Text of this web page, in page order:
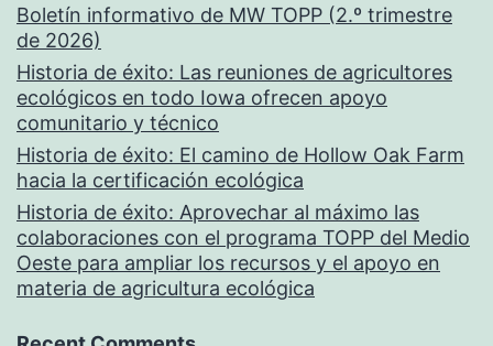
Boletín informativo de MW TOPP (2.º trimestre
de 2026)
Historia de éxito: Las reuniones de agricultores
ecológicos en todo Iowa ofrecen apoyo
comunitario y técnico
Historia de éxito: El camino de Hollow Oak Farm
hacia la certificación ecológica
Historia de éxito: Aprovechar al máximo las
colaboraciones con el programa TOPP del Medio
Oeste para ampliar los recursos y el apoyo en
materia de agricultura ecológica